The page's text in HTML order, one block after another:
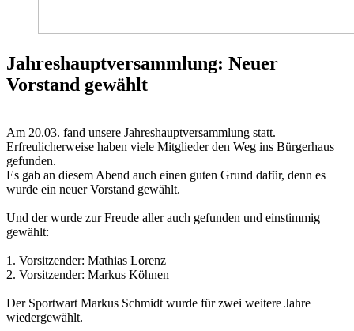
Jahreshauptversammlung: Neuer
Vorstand gewählt
Am 20.03. fand unsere Jahreshauptversammlung statt.
Erfreulicherweise haben viele Mitglieder den Weg ins Bürgerhaus
gefunden.
Es gab an diesem Abend auch einen guten Grund dafür, denn es
wurde ein neuer Vorstand gewählt.
Und der wurde zur Freude aller auch gefunden und einstimmig
gewählt:
1. Vorsitzender: Mathias Lorenz
2. Vorsitzender: Markus Köhnen
Der Sportwart Markus Schmidt wurde für zwei weitere Jahre
wiedergewählt.